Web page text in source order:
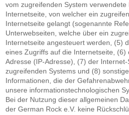
vom zugreifenden System
Internetseite, von welcher ein
Internetseite gelangt (sogenannte
Unterwebseiten, welche über ein
Internetseite angesteuert werden, (5)
eines Zugriffs auf die Internetseite, (6)
Adresse (IP-Adresse), (7) der
zugreifenden Systems und (8)
Informationen, die der
unsere informationstechnologischen
Bei der Nutzung dieser allgemeinen
der German Rock e.V. keine